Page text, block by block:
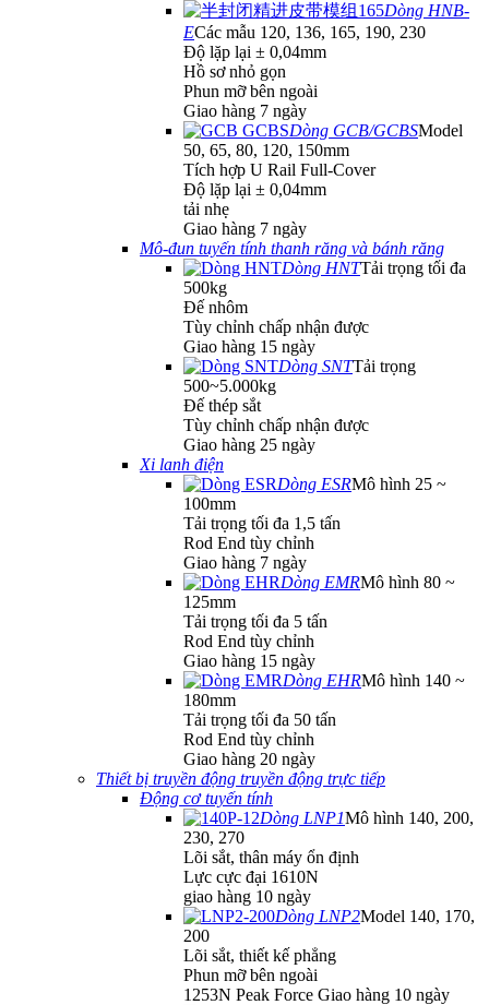
Dòng HNB-
ECác mẫu 120, 136, 165, 190, 230
Độ lặp lại ± 0,04mm
Hồ sơ nhỏ gọn
Phun mỡ bên ngoài
Giao hàng 7 ngày
Dòng GCB/GCBSModel
50, 65, 80, 120, 150mm
Tích hợp U Rail Full-Cover
Độ lặp lại ± 0,04mm
tải nhẹ
Giao hàng 7 ngày
Mô-đun tuyến tính thanh răng và bánh răng
Dòng HNTTải trọng tối đa
500kg
Đế nhôm
Tùy chỉnh chấp nhận được
Giao hàng 15 ngày
Dòng SNTTải trọng
500~5.000kg
Đế thép sắt
Tùy chỉnh chấp nhận được
Giao hàng 25 ngày
Xi lanh điện
Dòng ESRMô hình 25 ~
100mm
Tải trọng tối đa 1,5 tấn
Rod End tùy chỉnh
Giao hàng 7 ngày
Dòng EMRMô hình 80 ~
125mm
Tải trọng tối đa 5 tấn
Rod End tùy chỉnh
Giao hàng 15 ngày
Dòng EHRMô hình 140 ~
180mm
Tải trọng tối đa 50 tấn
Rod End tùy chỉnh
Giao hàng 20 ngày
Thiết bị truyền động truyền động trực tiếp
Động cơ tuyến tính
Dòng LNP1Mô hình 140, 200,
230, 270
Lõi sắt, thân máy ổn định
Lực cực đại 1610N
giao hàng 10 ngày
Dòng LNP2Model 140, 170,
200
Lõi sắt, thiết kế phẳng
Phun mỡ bên ngoài
1253N Peak Force Giao hàng 10 ngày